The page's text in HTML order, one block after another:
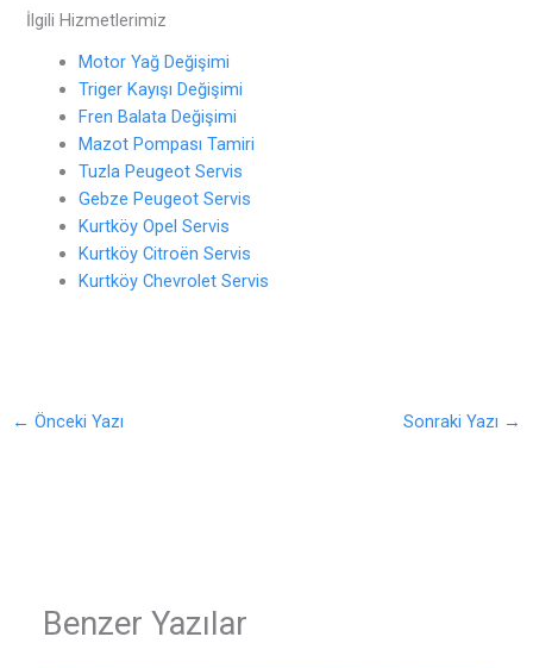
İlgili Hizmetlerimiz
Motor Yağ Değişimi
Triger Kayışı Değişimi
Fren Balata Değişimi
Mazot Pompası Tamiri
Tuzla Peugeot Servis
Gebze Peugeot Servis
Kurtköy Opel Servis
Kurtköy Citroën Servis
Kurtköy Chevrolet Servis
← Önceki Yazı Sonraki Yazı →
Benzer Yazılar